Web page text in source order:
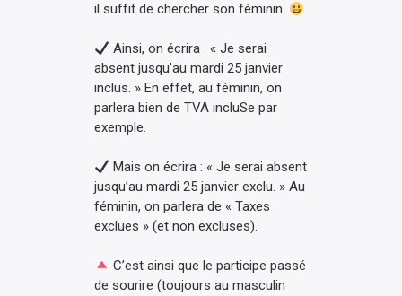
il suffit de chercher son féminin.
Ainsi, on écrira : « Je serai
absent jusqu’au mardi 25 janvier
inclus. » En effet, au féminin, on
parlera bien de TVA incluSe par
exemple.
Mais on écrira : « Je serai absent
jusqu’au mardi 25 janvier exclu. » Au
féminin, on parlera de « Taxes
exclues » (et non excluses).
C’est ainsi que le participe passé
de sourire (toujours au masculin